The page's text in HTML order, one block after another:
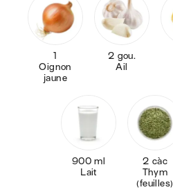
1
Oignon
jaune
2 gou.
Ail
900 ml
Lait
2 càc
Thym
(feuilles)